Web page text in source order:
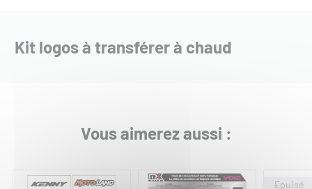
Kit logos à transférer à chaud
Vous aimerez aussi :